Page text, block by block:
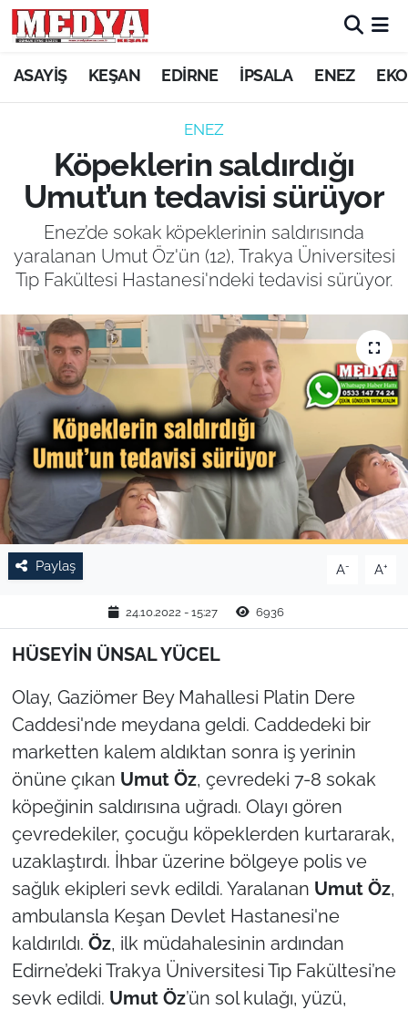
ASAYİŞ KEŞAN EDİRNE İPSALA ENEZ
ENEZ
Köpeklerin saldırdığı
Umut’un tedavisi sürüyor
Enez’de sokak köpeklerinin saldırısında
yaralanan Umut Öz'ün (12), Trakya Üniversitesi
Tıp Fakültesi Hastanesi'ndeki tedavisi sürüyor.
Paylaş A- A+
24.10.2022 - 15:27 6936
HÜSEYİN ÜNSAL YÜCEL
Olay, Gaziömer Bey Mahallesi Platin Dere
Caddesi'nde meydana geldi. Caddedeki bir
marketten kalem aldıktan sonra iş yerinin
önüne çıkan Umut Öz, çevredeki 7-8 sokak
köpeğinin saldırısına uğradı. Olayı gören
çevredekiler, çocuğu köpeklerden kurtararak,
uzaklaştırdı. İhbar üzerine bölgeye polis ve
sağlık ekipleri sevk edildi. Yaralanan Umut Öz,
ambulansla Keşan Devlet Hastanesi'ne
kaldırıldı. Öz, ilk müdahalesinin ardından
Edirne’deki Trakya Üniversitesi Tıp Fakültesi’ne
sevk edildi. Umut Öz’ün sol kulağı, yüzü,
KEŞAN
ASAYİŞ
SİYASET
GÜNDEM
SAĞLIK
EĞİTİM
TARIM VE HAYVANCILIK
KÜLTÜR SANAT
RESMİ İLAN
SPOR
YAŞAM
TEKİRDAĞ
ÇANAKKALE
TÜRKİYE
Bölge
Güvenlik
Genel